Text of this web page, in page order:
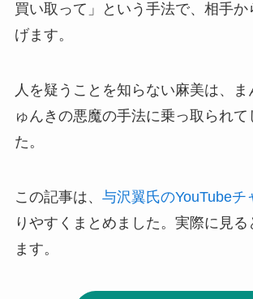
買い取って」という手法で、相手か
げます。
人を疑うことを知らない麻美は、ま
ゅんきの悪魔の手法に乗っ取られて
た。
この記事は、 与沢翼氏のYouTubeチ
りやすくまとめました。実際に見る
ます。